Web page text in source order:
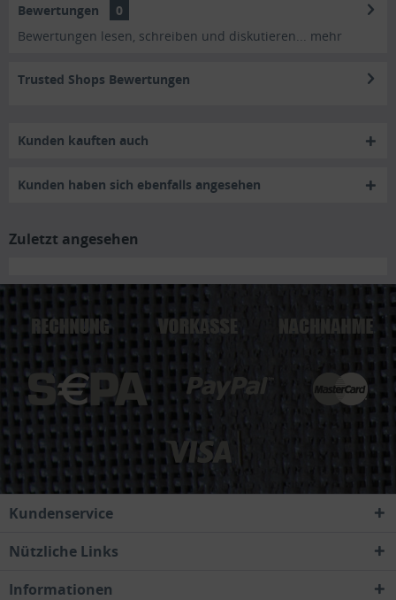
Bewertungen
0
Bewertungen lesen, schreiben und diskutieren...
mehr
Trusted Shops Bewertungen
Kunden kauften auch
Kunden haben sich ebenfalls angesehen
Zuletzt angesehen
Kundenservice
Nützliche Links
Informationen